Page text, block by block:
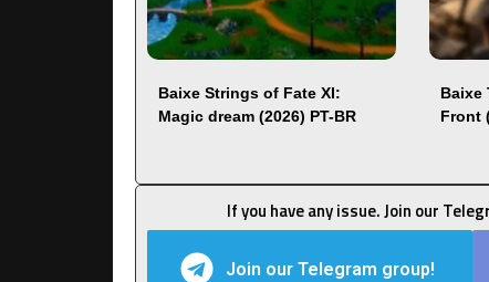
Baixe Strings of Fate XI:
Magic dream (2026) PT-BR
Baixe
Front
If you have any issue. Join our
Join our Telegram group!